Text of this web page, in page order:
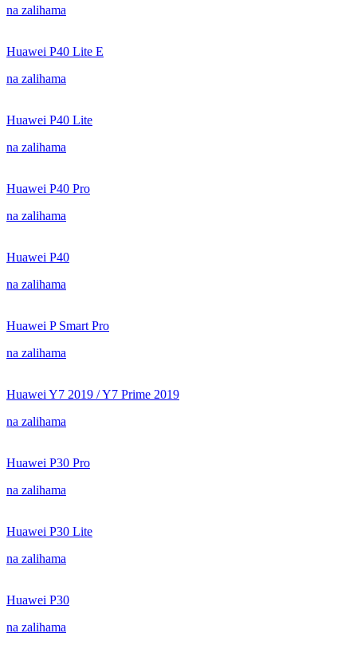
na zalihama
Huawei P40 Lite E
na zalihama
Huawei P40 Lite
na zalihama
Huawei P40 Pro
na zalihama
Huawei P40
na zalihama
Huawei P Smart Pro
na zalihama
Huawei Y7 2019 / Y7 Prime 2019
na zalihama
Huawei P30 Pro
na zalihama
Huawei P30 Lite
na zalihama
Huawei P30
na zalihama